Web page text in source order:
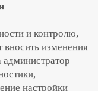
и контролю,
вносить изменения
администратор
настройки